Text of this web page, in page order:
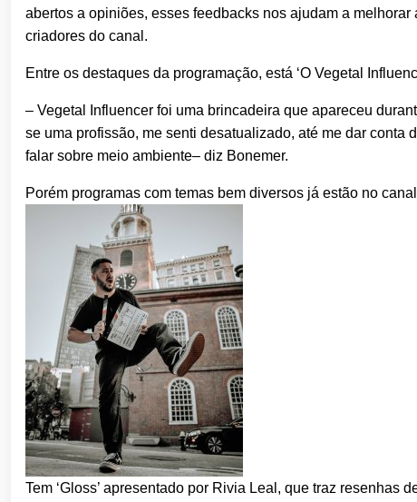
abertos a opiniões, esses feedbacks nos ajudam a
criadores do canal.
Entre os destaques da programação, está ‘O Vegetal
– Vegetal Influencer foi uma brincadeira que apareceu
se uma profissão, me senti desatualizado, até me dar
falar sobre meio ambiente– diz Bonemer.
Porém programas com temas bem diversos já estão no
Tem ‘Gloss’ apresentado por Rivia Leal, que traz